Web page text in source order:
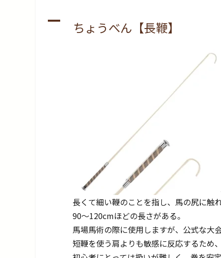
A ちょうべん【長鞭】
長くて細い鞭のことを指し、馬の尻に触
90～120cmほどの長さがある。
馬場馬術の際に使用しますが、公式な大
短鞭を使う肩よりも敏感に反応するため